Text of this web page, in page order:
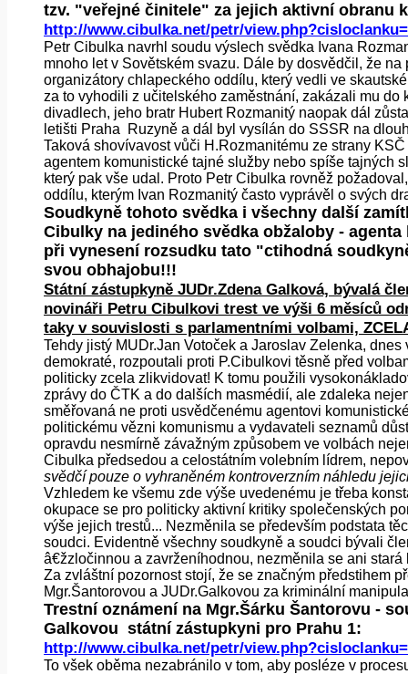
tzv. "veřejné činitele" za jejich aktivní obranu
http://www.cibulka.net/petr/
Petr Cibulka navrhl soudu výslech svědka Ivana
mnoho let v Sovětském svazu. Dále by dosvědčil, že
organizátory chlapeckého oddílu, který vedli ve
za to vyhodili z učitelského zaměstnání, zakázali mu
divadlech, jeho bratr Hubert Rozmanitý naopak dál
letišti Praha Ruzyně a dál byl vysílán do SSSR na
Taková shovívavost vůči H.Rozmanitému ze strany
agentem komunistické tajné služby nebo spíše tajných
který pak vše udal. Proto Petr Cibulka rovněž
oddílu, kterým Ivan Rozmanitý často vyprávěl o svých
Soudkyně tohoto svědka i všechny další
Cibulky na jediného svědka obžaloby -
při vynesení rozsudku tato "ctihodná
svou obhajobu!!!
Státní zástupkyně JUDr.Zdena Galková, bývalá
novináři Petru Cibulkovi trest ve výši 6 měsíců
taky v souvislosti s parlamentními volbami,
Tehdy jistý MUDr.Jan Votoček a Jaroslav Zelenka,
demokraté, rozpoutali proti P.Cibulkovi těsně před
politicky zcela zlikvidovat! K tomu použili
zprávy do ČTK a do dalších masmédií, ale zdaleka
směřovaná ne proti usvědčenému agentovi
politickému vězni komunismu a vydavateli seznamů
opravdu nesmírně závažným způsobem ve volbách
Cibulka předsedou a celostátním volebním lídrem,
svědčí pouze o vyhraněném kontroverzním náhledu
Vzhledem ke všemu zde výše uvedenému je třeba
okupace se pro politicky aktivní kritiky společenských
výše jejich trestů... Nezměnila se především podstata
soudci. Evidentně všechny soudkyně a soudci bývali
â€žzločinnou a zavrženíhodnou, nezměnila se ani
Za zvláštní pozornost stojí, že se značným předstihem
Mgr.Šantorovou a JUDr.Galkovou za kriminální
Trestní oznámení na Mgr.Šárku Šantorovu -
Galkovou státní zástupkyni pro Prahu 1:
http://www.cibulka.net/petr/
To všek oběma nezabránilo v tom, aby posléze v